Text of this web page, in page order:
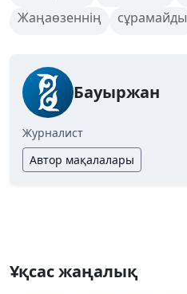
Жаңаөзеннің
сұрамайды
Бауыржан
Журналист
Автор мақалалары
Ұқсас жаңалық